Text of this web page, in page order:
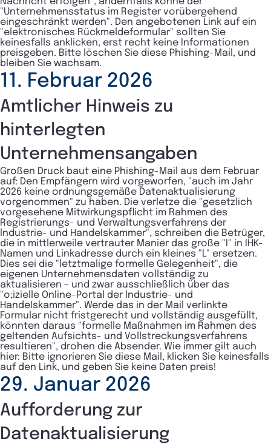
"Unternehmensstatus im Register vorübergehend
eingeschränkt werden". Den angebotenen Link auf ein
"elektronisches Rückmeldeformular" sollten Sie
keinesfalls anklicken, erst recht keine Informationen
preisgeben. Bitte löschen Sie diese Phishing-Mail, und
bleiben Sie wachsam.
11. Februar 2026
Amtlicher Hinweis zu
hinterlegten
Unternehmensangaben
Großen Druck baut eine Phishing-Mail aus dem Februar
auf: Den Empfängern wird vorgeworfen, "auch im Jahr
2026 keine ordnungsgemäße Datenaktualisierung
vorgenommen" zu haben. Die verletze die "gesetzlich
vorgesehene Mitwirkungspflicht im Rahmen des
Registrierungs- und Verwaltungsverfahrens der
lndustrie- und HandeIskammer", schreiben die Betrüger,
die in mittlerweile vertrauter Manier das große "I" in IHK-
Namen und Linkadresse durch ein kleines "L" ersetzen.
Dies sei die "letztmalige formelle Gelegenheit", die
eigenen Unternehmensdaten vollständig zu
aktualisieren – und zwar ausschließlich über das
"o;izielle Online-Portal der lndustrie- und
HandeIskammer". Werde das in der Mail verlinkte
Formular nicht fristgerecht und vollständig ausgefüllt,
könnten daraus "formelle Maßnahmen im Rahmen des
geltenden Aufsichts- und Vollstreckungsverfahrens
resultieren", drohen die Absender. Wie immer gilt auch
hier: Bitte ignorieren Sie diese Mail, klicken Sie keinesfalls
auf den Link, und geben Sie keine Daten preis!
29. Januar 2026
Aufforderung zur
Datenaktualisierung